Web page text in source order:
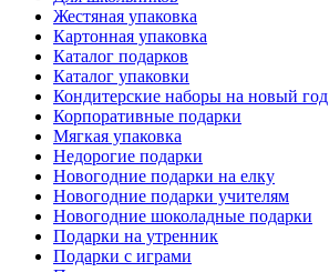
Жестяная упаковка
Картонная упаковка
Каталог подарков
Каталог упаковки
Кондитерские наборы на новый год
Корпоративные подарки
Мягкая упаковка
Недорогие подарки
Новогодние подарки на елку
Новогодние подарки учителям
Новогодние шоколадные подарки
Подарки на утренник
Подарки с играми